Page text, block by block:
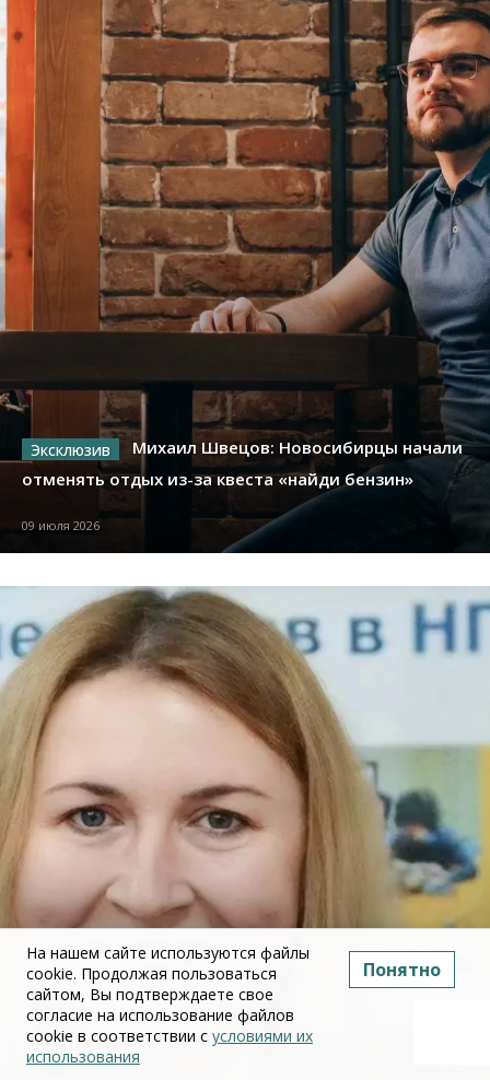
Михаил Швецов: Новосибирцы начали
отменять отдых из-за квеста «найди бензин»
09 июля 2026
На нашем сайте используются файлы
cookie. Продолжая пользоваться
сайтом, Вы подтверждаете свое
согласие на использование файлов
cookie в соответствии с условиями их
использования
Понятно